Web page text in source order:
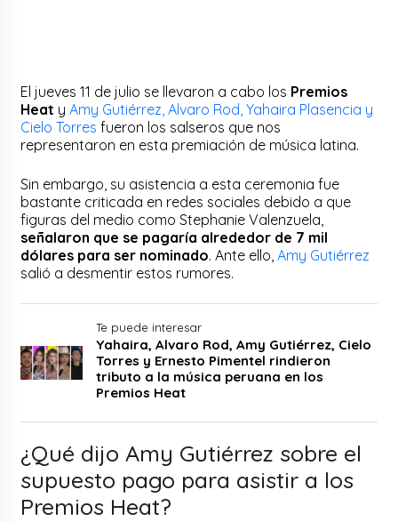
El jueves 11 de julio se llevaron a cabo los Premios
Heat yAmy Gutiérrez, Alvaro Rod, Yahaira Plasencia y
Cielo Torres fueron los salseros que nos
representaron en esta premiación de música latina.
Sin embargo, su asistencia a esta ceremonia fue
bastante criticada en redes sociales debido a que
figuras del medio como Stephanie Valenzuela,
señalaron que se pagaría alrededor de 7 mil
dólares para ser nominado. Ante ello, Amy Gutiérrez
salió a desmentir estos rumores.
Te puede interesar
Yahaira, Alvaro Rod, Amy Gutiérrez, Cielo
Torres y Ernesto Pimentel rindieron
tributo a la música peruana en los
Premios Heat
¿Qué dijo Amy Gutiérrez sobre el
supuesto pago para asistir a los
Premios Heat?